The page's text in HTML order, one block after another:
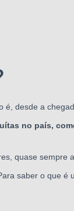
desde a
no país,
quase sempre
Para saber o que